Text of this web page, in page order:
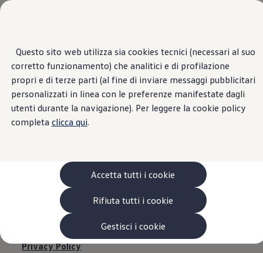
Questo sito web utilizza sia cookies tecnici (necessari al suo
corretto funzionamento) che analitici e di profilazione
propri e di terze parti (al fine di inviare messaggi pubblicitari
personalizzati in linea con le preferenze manifestate dagli
utenti durante la navigazione). Per leggere la cookie policy
completa clicca qui.
Accetta tutti i cookie
Rifiuta tutti i cookie
Gestisci i cookie
Passa ai
contenuti
principali
Passa
a
fondo
pagina
VanLife
Pick-up
Veicoli Commerciali Elettrici
Van
Modelli precedenti
Confronta i modelli
Configurazioni salvate
Volkswagen Auto
Acquista il tuo Veicolo Volkswagen
Ecoincentivi Volkswagen
5 Plus
Usato Certificato
Garanzia Usato
Assicurazioni
Clienti Business
Gamma, promozioni e servizi
Service Flotte
EUROCAR - UDINE |
Informazioni legali
Informazioni legali
Privacy Policy